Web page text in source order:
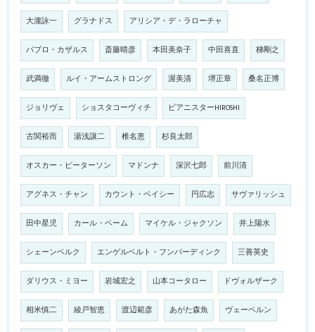
大瀧詠一 グラナドス アリシア・デ・ラローチャ
パブロ・カザルス 斎藤晴彦 本田美奈子 中田喜直 梯剛之
武満徹 ルイ・アームストロング 渥美清 堺正章 桑名正博
ジョリヴェ ショスタコーヴィチ ピアニスターHIROSHI
古関裕而 湯浅譲二 椎名恵 杉良太郎
オスカー・ピーターソン マドンナ 深沢七郎 前川清
アグネス・チャン カウント・ベイシー 円広志 サヴァリッシュ
田中星児 カール・ベーム マイケル・ジャクソン 井上陽水
シェーンベルク エンゲルベルト・フンパーディンク 三善英史
ダリウス・ミヨー 岩城宏之 山本コータロー ドヴォルザーク
相米慎二 綾戸智恵 渡辺範彦 あがた森魚 ヴェーベルン